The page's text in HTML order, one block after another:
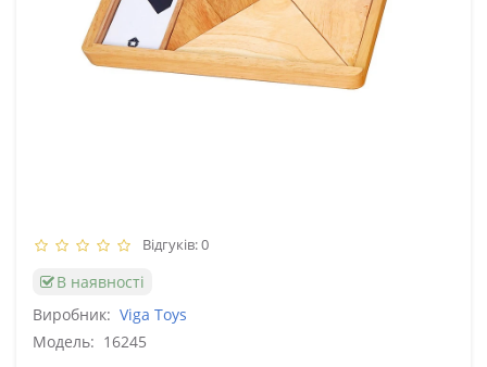
Відгуків: 0
В наявності
Виробник: Viga Toys
Модель: 16245